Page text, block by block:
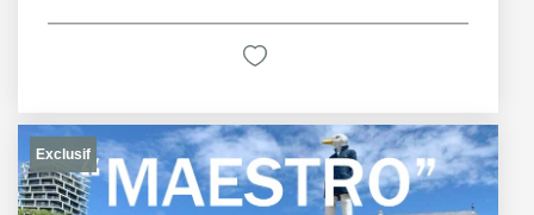
Exclusif